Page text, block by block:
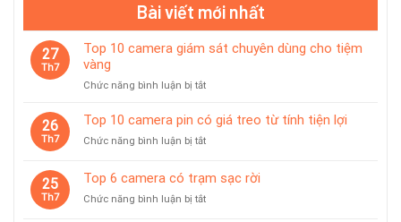
Bài viết mới nhất
27
Th7
Top 10 camera giám sát chuyên dùng cho tiệm
vàng
Chức năng bình luận bị tắtở
10
camera
giám
chuyên
26
Th7
Top 10 camera pin có giá treo từ tính tiện lợi
Chức năng bình luận bị tắtở
camera
pin
25
Th7
Top 6 camera có trạm sạc rời
Chức năng bình luận bị tắtở